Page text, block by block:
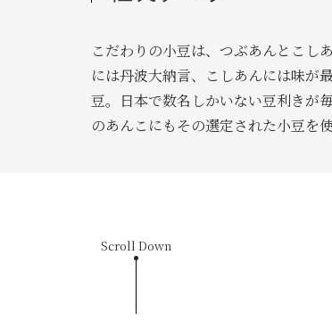
こだわりの小豆は、つぶあんとこし
には丹波大納言、こしあんには味が
豆。日本で数名しかいない豆利きが
のあんこにもその選定された小豆を
Scroll Down